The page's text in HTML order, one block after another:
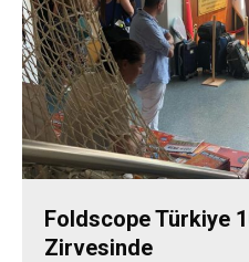
Foldscope Türkiye
Zirvesinde